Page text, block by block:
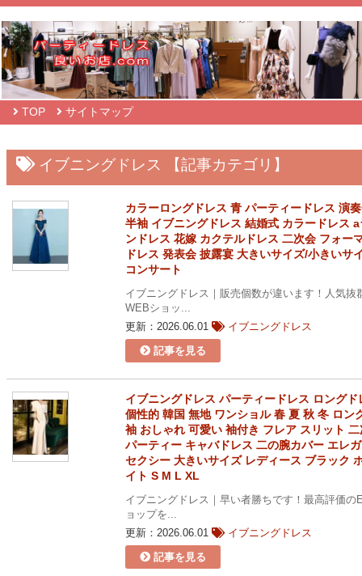
TOP サイトマップ
イブニングドレス 【記事カテゴリ】
カラーロングドレス 青 パーティードレス 演
半袖 イブニングドレス 結婚式 カラードレス a
ンドレス 花嫁 カクテルドレス 二次会 フォー
ドレス 発表会 披露宴 大きいサイズ/小きいサ
コンサート
イブニングドレス｜販売個数が違います！人気抜
WEBショッ...
更新：2026.06.01
イブニングドレス
記事を見る
イブニングドレス パーティードレス ロングド
個性的 韓国 無地 ワンショル 春 夏 秋 冬 ロン
袖 おしゃれ 可愛い 袖付き フレア スリット 二
パーティー キャバドレス 二の腕カバー エレ
セクシー 大きいサイズ レディース ブラック
イト S M L XL
イブニングドレス｜早い者勝ちです！最高評価の
ョップを...
更新：2026.06.01
イブニングドレス
記事を見る